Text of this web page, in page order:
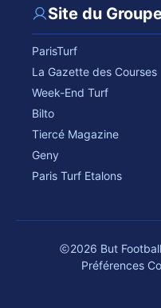
Site du
ParisTurf
La Gazette des Courses
Week-End Turf
Bilto
Tiercé Magazine
Geny
Paris Turf Etalons
2026 But
Préférences